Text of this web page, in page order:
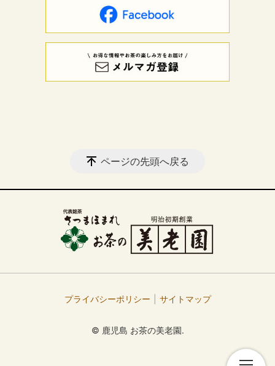
ページの先頭へ戻る
プライバシーポリシー サイトマップ
© 鹿児島 お茶の美老園.